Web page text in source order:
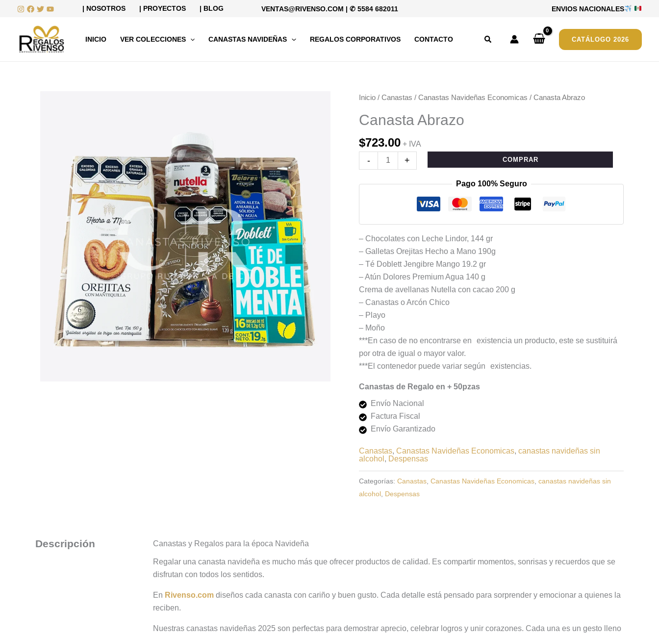
contenido
| NOSOTROS | PROYECTOS | BLOG VENTAS@RIVENSO.COM | ✆ 5584 682011 ENVIOS NACIONALES
INICIO VER COLECCIONES CANASTAS NAVIDEÑAS REGALOS CORPORATIVOS CONTACTO Buscar CATÁLOGO 2026
Inicio / Canastas / Canastas Navideñas Economicas / Canasta Abrazo
Canasta Abrazo
$723.00 + IVA
-
Canasta
cantidad
+ COMPRAR
Pago 100% Seguro
– Chocolates con Leche Lindor, 144 gr
– Galletas Orejitas Hecho a Mano 190g
– Té Doblett Jengibre Mango 19.2 gr
– Atún Dolores Premium Agua 140 g
Crema de avellanas Nutella con cacao 200 g
– Canastas o Arcón Chico
– Playo
– Moño
***En caso de no encontrarse en existencia un producto, este se sustituirá
por otra de igual o mayor valor.
***El contenedor puede variar según existencias.
Canastas de Regalo en + 50pzas
Envío Nacional
Factura Fiscal
Envío Garantizado
Canastas, Canastas Navideñas Economicas, canastas navideñas sin
alcohol , Despensas
Categorías: Canastas, Canastas Navideñas Economicas, canastas navideñas sin
alcohol, Despensas
Descripción Canastas y Regalos para la época Navideña
Regalar una canasta navideña es mucho más que ofrecer productos de calidad. Es compartir momentos, sonrisas y recuerdos que se
disfrutan con todos los sentidos.
En Rivenso.com diseños cada canasta con cariño y buen gusto. Cada detalle está pensado para sorprender y emocionar a quienes la
reciben.
Nuestras canastas navideñas 2025 son perfectas para demostrar aprecio, celebrar logros y unir corazones. Cada una es un gesto lleno